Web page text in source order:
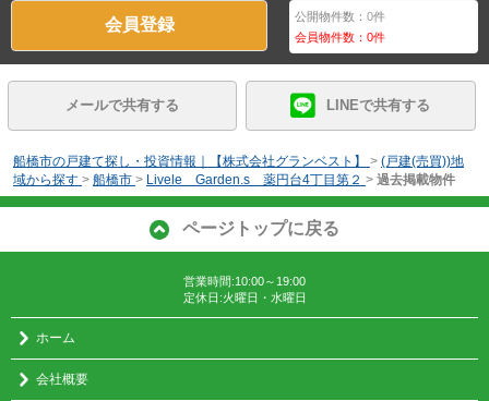
会員登録 公開物件数：0件
会員物件数：0件
メールで共有する LINEで共有する
船橋市の戸建て探し・投資情報｜【株式会社グランベスト】 > (戸建(売買))地
域から探す > 船橋市 > Livele Garden.s 薬円台4丁目第２ > 過去掲載物件
ページトップに戻る
営業時間:10:00～19:00
定休日:火曜日・水曜日
ホーム
会社概要